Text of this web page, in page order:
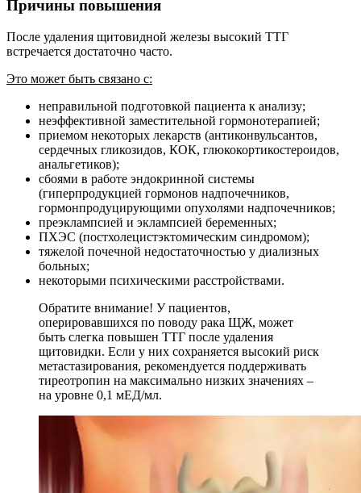
Причины повышения
После удаления щитовидной железы высокий ТТГ
встречается достаточно часто.
Это может быть связано с:
неправильной подготовкой пациента к анализу;
неэффективной заместительной гормонотерапией;
приемом некоторых лекарств (антиконвульсантов,
сердечных гликозидов, КОК, глюкокортикостероидов,
анальгетиков);
сбоями в работе эндокринной системы
(гиперпродукцией гормонов надпочечников,
гормонпродуцирующими опухолями надпочечников;
преэклампсией и эклампсией беременных;
ПХЭС (постхолецистэктомическим синдромом);
тяжелой почечной недостаточностью у диализных
больных;
некоторыми психическими расстройствами.
Обратите внимание! У пациентов,
оперировавшихся по поводу рака ЩЖ, может
быть слегка повышен ТТГ после удаления
щитовидки. Если у них сохраняется высокий риск
метастазирования, рекомендуется поддерживать
тиреотропин на максимально низких значениях –
на уровне 0,1 мЕД/мл.